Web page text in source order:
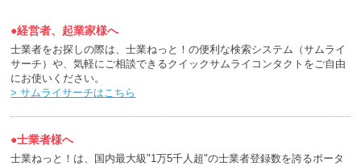
●経営者、起業家様へ
士業者をお探しの際は、士業ねっと！の便利な検索システム（サムライ
サーチ）や、気軽にご相談できるクイックサムライコンタクトをご自由
にお使いください。
> サムライサーチはこちら
●士業者様へ
士業ねっと！は、国内最大級"1万5千人超"の士業者登録数を誇るポータ